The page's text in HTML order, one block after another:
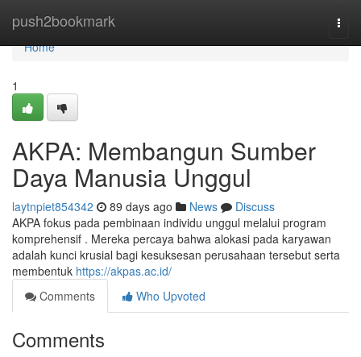
push2bookmark
Home
Home
1
AKPA: Membangun Sumber
Daya Manusia Unggul
laytnpiet854342 89 days ago News
Discuss
AKPA fokus pada pembinaan individu unggul melalui program
komprehensif . Mereka percaya bahwa alokasi pada karyawan
adalah kunci krusial bagi kesuksesan perusahaan tersebut serta
membentuk https://akpas.ac.id/
Comments
Who Upvoted
Comments